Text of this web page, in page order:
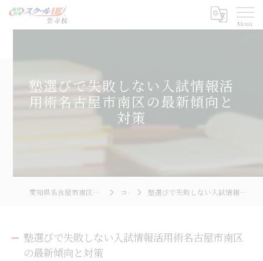
塾選びで失敗しない入試情報活
用術名古屋市南区の最新傾向と
対策
愛知県名古屋市南区の塾ならスクールIE 笠寺校 コラム 塾選びで失敗しない入試情報活用術名古屋市南区の最新傾向と対策
塾選びで失敗しない入試情報活用術名古屋市南区
の最新傾向と対策